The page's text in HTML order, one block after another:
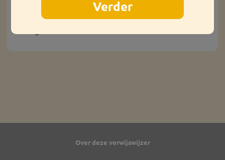
uw medisch rapport aan u geven. Die kunt u
vervolgens delen met de de instantie die hierom
Over deze verwijswijzer